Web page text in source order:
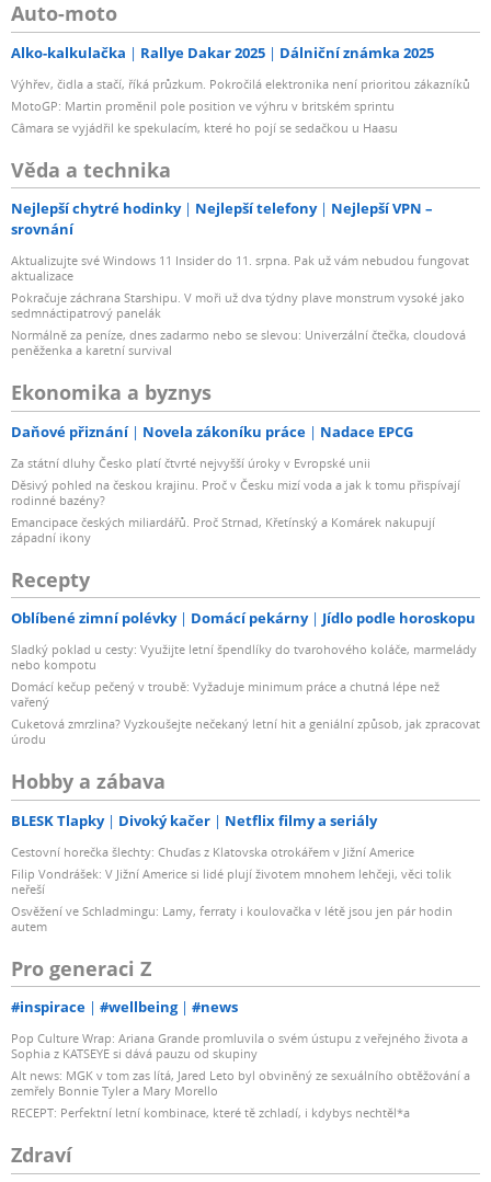
Auto-moto
Alko-kalkulačka Rallye Dakar 2025 Dálniční známka 2025
Výhřev, čidla a stačí, říká průzkum. Pokročilá elektronika není prioritou zákazníků
MotoGP: Martin proměnil pole position ve výhru v britském sprintu
Câmara se vyjádřil ke spekulacím, které ho pojí se sedačkou u Haasu
Věda a technika
Nejlepší chytré hodinky Nejlepší telefony
Nejlepší VPN –
srovnání
Aktualizujte své Windows 11 Insider do 11. srpna. Pak už vám nebudou fungovat
aktualizace
Pokračuje záchrana Starshipu. V moři už dva týdny plave monstrum vysoké jako
sedmnáctipatrový panelák
Normálně za peníze, dnes zadarmo nebo se slevou: Univerzální čtečka, cloudová
peněženka a karetní survival
Ekonomika a byznys
Daňové přiznání Novela zákoníku práce Nadace EPCG
Za státní dluhy Česko platí čtvrté nejvyšší úroky v Evropské unii
Děsivý pohled na českou krajinu. Proč v Česku mizí voda a jak k tomu přispívají
rodinné bazény?
Emancipace českých miliardářů. Proč Strnad, Křetínský a Komárek nakupují
západní ikony
Recepty
Oblíbené zimní polévky Domácí pekárny Jídlo podle horoskopu
Sladký poklad u cesty: Využijte letní špendlíky do tvarohového koláče, marmelády
nebo kompotu
Domácí kečup pečený v troubě: Vyžaduje minimum práce a chutná lépe než
vařený
Cuketová zmrzlina? Vyzkoušejte nečekaný letní hit a geniální způsob, jak zpracovat
úrodu
Hobby a zábava
BLESK Tlapky Divoký kačer Netflix filmy a seriály
Cestovní horečka šlechty: Chuďas z Klatovska otrokářem v Jižní Americe
Filip Vondrášek: V Jižní Americe si lidé plují životem mnohem lehčeji, věci tolik
neřeší
Osvěžení ve Schladmingu: Lamy, ferraty i koulovačka v létě jsou jen pár hodin
autem
Pro generaci Z
#inspirace #wellbeing #news
Pop Culture Wrap: Ariana Grande promluvila o svém ústupu z veřejného života a
Sophia z KATSEYE si dává pauzu od skupiny
Alt news: MGK v tom zas lítá, Jared Leto byl obviněný ze sexuálního obtěžování a
zemřely Bonnie Tyler a Mary Morello
RECEPT: Perfektní letní kombinace, které tě zchladí, i kdybys nechtěl*a
Zdraví